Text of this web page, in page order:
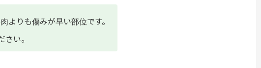
よりも傷みが早い部位です。
い。